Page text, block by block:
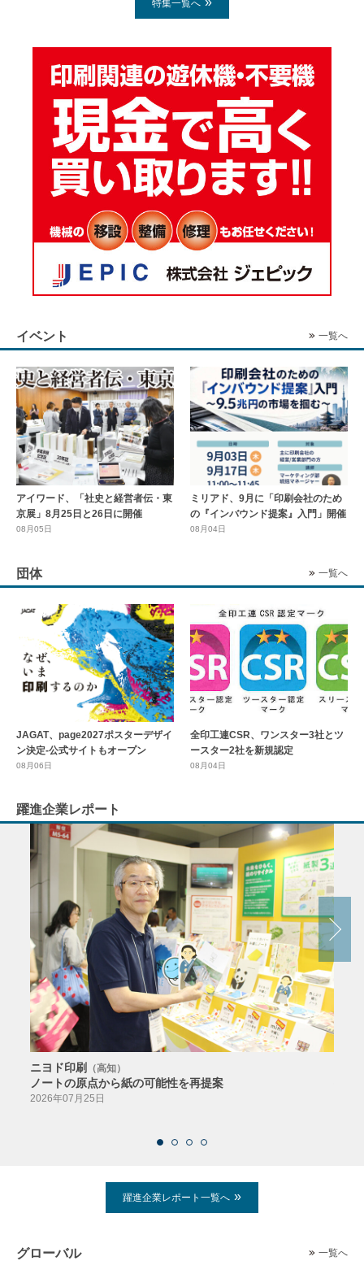
特集一覧へ
イベント 一覧へ
アイワード、「社史と経営者伝・東
京展」8月25日と26日に開催
08月05日
ミリアド、9月に「印刷会社のため
の『インバウンド提案』入門」開催
08月04日
団体 一覧へ
JAGAT、page2027ポスターデザイ
ン決定-公式サイトもオープン
08月06日
全印工連CSR、ワンスター3社とツ
ースター2社を新規認定
08月04日
躍進企業レポート
ニヨド印刷 （高知）
ノートの原点から紙の可能性を再提案
2026年07月25日
躍進企業レポート一覧へ
グローバル 一覧へ